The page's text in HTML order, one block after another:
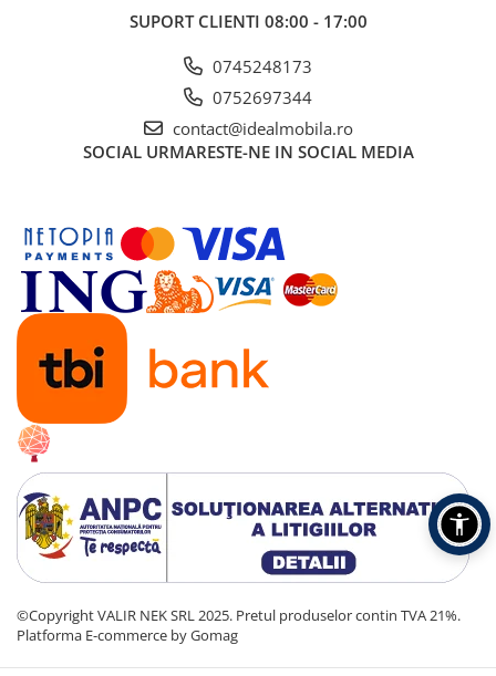
SUPORT CLIENTI 08:00 - 17:00
0745248173
0752697344
contact@idealmobila.ro
SOCIAL URMARESTE-NE IN SOCIAL MEDIA
©Copyright VALIR NEK SRL 2025. Pretul produselor contin TVA 21%.
Platforma E-commerce by Gomag